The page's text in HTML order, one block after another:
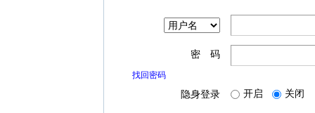
密 码
找回密码
隐身登录 开启 关闭